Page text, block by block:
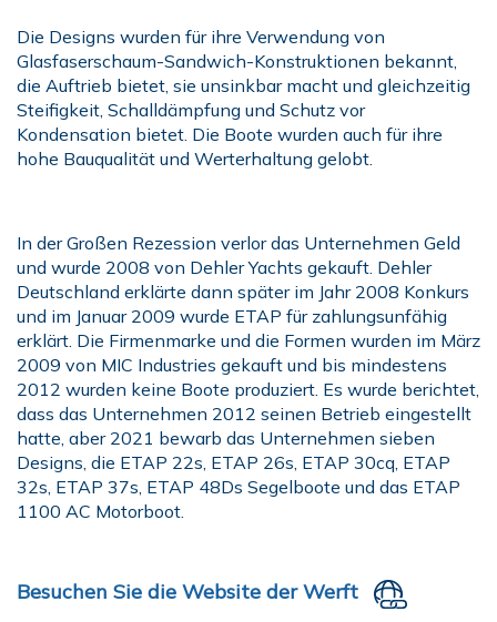
Die Designs wurden für ihre Verwendung von
Glasfaserschaum-Sandwich-Konstruktionen bekannt,
die Auftrieb bietet, sie unsinkbar macht und gleichzeitig
Steifigkeit, Schalldämpfung und Schutz vor
Kondensation bietet. Die Boote wurden auch für ihre
hohe Bauqualität und Werterhaltung gelobt.
In der Großen Rezession verlor das Unternehmen Geld
und wurde 2008 von Dehler Yachts gekauft. Dehler
Deutschland erklärte dann später im Jahr 2008 Konkurs
und im Januar 2009 wurde ETAP für zahlungsunfähig
erklärt. Die Firmenmarke und die Formen wurden im März
2009 von MIC Industries gekauft und bis mindestens
2012 wurden keine Boote produziert. Es wurde berichtet,
dass das Unternehmen 2012 seinen Betrieb eingestellt
hatte, aber 2021 bewarb das Unternehmen sieben
Designs, die ETAP 22s, ETAP 26s, ETAP 30cq, ETAP
32s, ETAP 37s, ETAP 48Ds Segelboote und das ETAP
1100 AC Motorboot.
Besuchen Sie die Website der Werft